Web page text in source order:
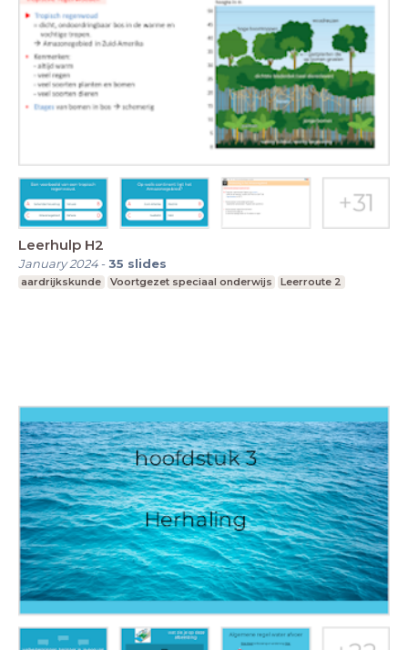
Leerhulp H2
January 2024-35 slides
aardrijkskunde Voortgezet speciaal onderwijs Leerroute 2